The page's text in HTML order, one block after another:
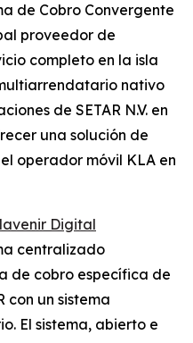
de Cobro Convergente
proveedor de
completo en la isla
nativo
de SETAR N.V. en
una solución de
operador móvil KLA en
Digital
centralizado
de cobro específica de
con un sistema
El sistema, abierto e